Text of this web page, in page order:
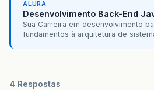
ALURA
Desenvolvimento Back-End
Sua Carreira em desenvolvimento
fundamentos à arquitetura de
4 Respostas